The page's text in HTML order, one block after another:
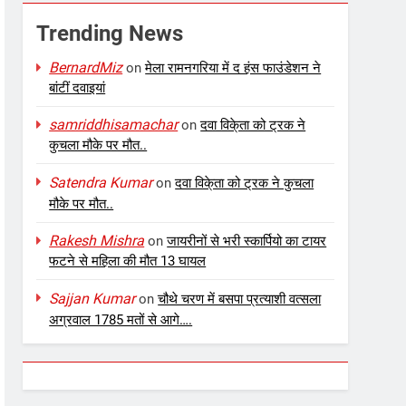
Trending News
BernardMizonमेला रामनगरिया में द हंस फाउंडेशन ने
बांटीं दवाइयां
samriddhisamacharonदवा विके्ता को ट्रक ने
कुचला मौके पर मौत..
Satendra Kumaronदवा विके्ता को ट्रक ने कुचला
मौके पर मौत..
Rakesh Mishra onजायरीनों से भरी स्कार्पियो का टायर
फटने से महिला की मौत 13 घायल
Sajjan Kumaronचौथे चरण में बसपा प्रत्याशी वत्सला
अग्रवाल 1785 मतों से आगे….